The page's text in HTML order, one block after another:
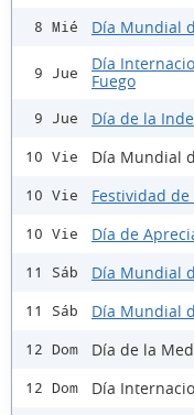
8 Mié Día Mundial
9 Jue
Día
Fuego
9 Jue Día de la
10 Vie Día Mundial
10 Vie Festividad
10 Vie Día de
11 Sáb Día Mundial
11 Sáb Día Mundial
12 Dom Día de la
12 Dom Día